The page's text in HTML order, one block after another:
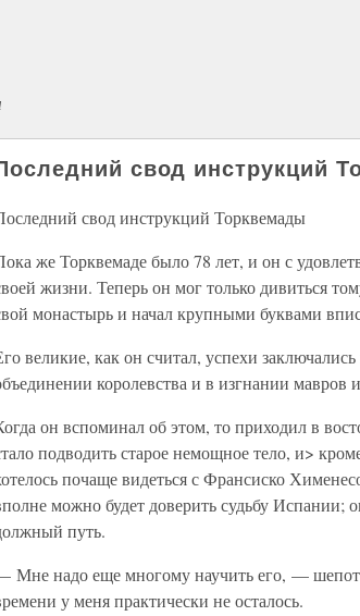
свод инструкций
свод инструкций Торквемады
же Торквемаде было 78 лет, и он с
жизни. Теперь он мог только дивиться
монастырь и начал крупными буквами
великие, как он считал, успехи
королевства и в изгнании мавров
он вспоминал об этом, то приходил в
подводить старое немощное тело, и>
почаще видеться с Франсиско
можно будет доверить судьбу Испании;
путь.
Мне надо еще многому научить его, —
у меня практически не осталось.